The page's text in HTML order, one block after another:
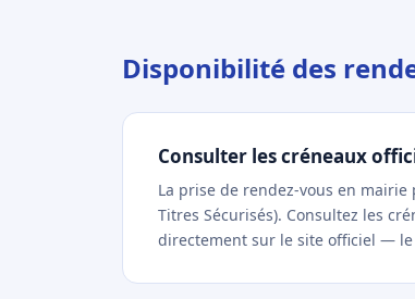
Disponibilité des
Consulter les créneaux
La prise de rendez-vous en
Titres Sécurisés). Consultez les
directement sur le site officiel —